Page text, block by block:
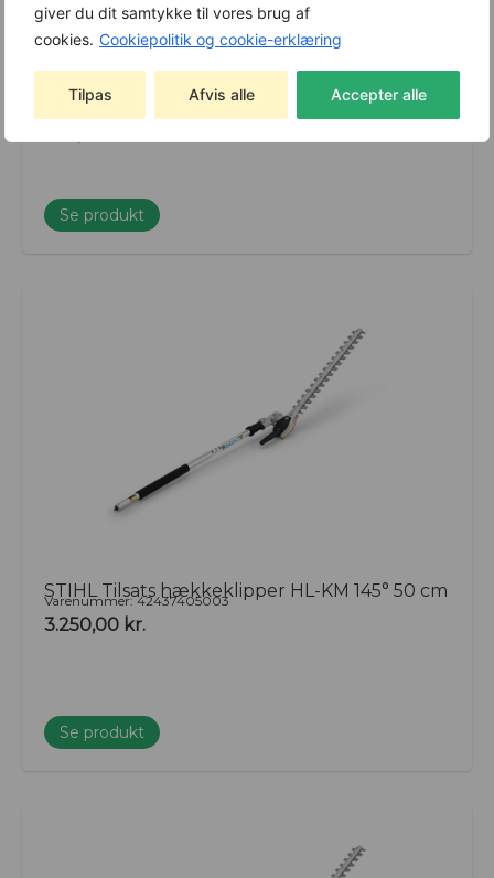
giver du dit samtykke til vores brug af
cookies. Cookiepolitik og cookie-erklæring
Tilpas Afvis alle Accepter alle
STIHL HSA 26 Akku busksaks – Inkl. Batteri og
lader
1.090,00
Se produkt
STIHL Tilsats hækkeklipper HL-KM 145° 50 cm
Varenummer: 42437405003
3.250,00 kr.
Se produkt